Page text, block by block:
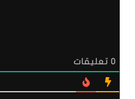
0 تعليقات